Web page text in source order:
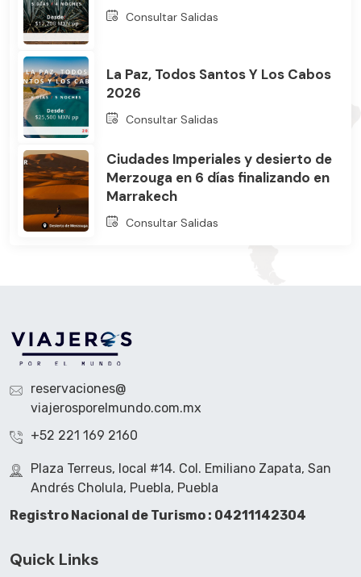
Consultar Salidas
La Paz, Todos Santos Y Los Cabos
2026
Consultar Salidas
Ciudades Imperiales y desierto de
Merzouga en 6 días finalizando en
Marrakech
Consultar Salidas
reservaciones@
viajerosporelmundo.com.mx
+52 221 169 2160
Plaza Terreus, local #14. Col. Emiliano Zapata, San
Andrés Cholula, Puebla, Puebla
Registro Nacional de Turismo : 04211142304
Quick Links